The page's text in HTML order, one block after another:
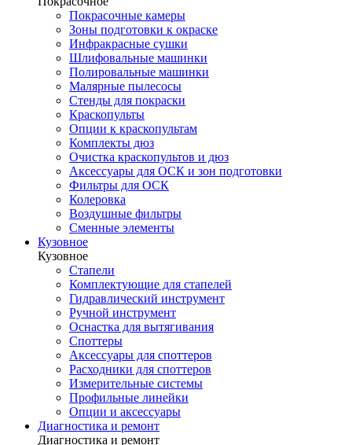
Покрасочные камеры
Зоны подготовки к окраске
Инфракрасные сушки
Шлифовальные машинки
Полировальные машинки
Малярные пылесосы
Стенды для покраски
Краскопульты
Опции к краскопультам
Комплекты дюз
Очистка краскопультов и дюз
Аксессуары для ОСК и зон подготовки
Фильтры для ОСК
Колеровка
Воздушные фильтры
Сменные элементы
Кузовное
Кузовное
Стапели
Комплектующие для стапелей
Гидравлический инструмент
Ручной инструмент
Оснастка для вытягивания
Споттеры
Аксессуары для споттеров
Расходники для споттеров
Измерительные системы
Профильные линейки
Опции и аксессуары
Диагностика и ремонт
Диагностика и ремонт